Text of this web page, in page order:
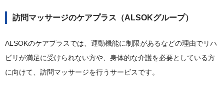
訪問マッサージのケアプラス（ALSOKグループ）
ALSOKのケアプラスでは、運動機能に制限があるなどの理由でリハ
ビリが満足に受けられない方や、身体的な介護を必要としている方
に向けて、訪問マッサージを行うサービスです。